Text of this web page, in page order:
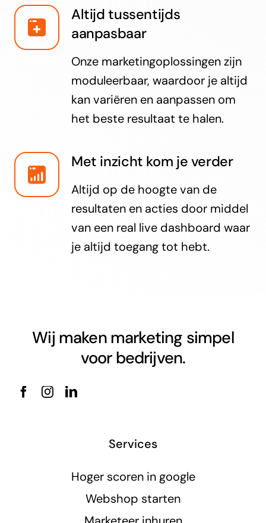
Altijd tussentijds
aanpasbaar
Onze marketingoplossingen zijn
moduleerbaar, waardoor je altijd
kan variëren en aanpassen om
het beste resultaat te halen.
Met inzicht kom je verder
Altijd op de hoogte van de
resultaten en acties door middel
van een real live dashboard waar
je altijd toegang tot hebt.
Wij maken marketing simpel
voor bedrijven.
Services
Hoger scoren in google
Webshop starten